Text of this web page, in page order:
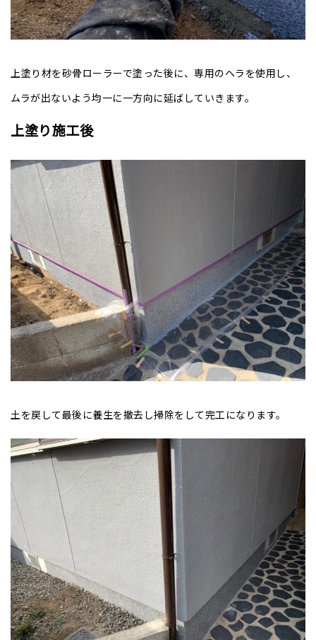
上塗り材を砂骨ローラーで塗った後に、専用のヘラを使用し、
ムラが出ないよう均一に一方向に延ばしていきます。
上塗り施工後
土を戻して最後に養生を撤去し掃除をして完工になります。